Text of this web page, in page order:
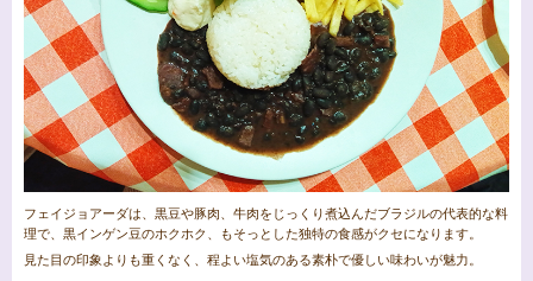
フェイジョアーダは、黒豆や豚肉、牛肉をじっくり煮込んだブラジルの代表的な料
理で、黒インゲン豆のホクホク、もそっとした独特の食感がクセになります。
見た目の印象よりも重くなく、程よい塩気のある素朴で優しい味わいが魅力。